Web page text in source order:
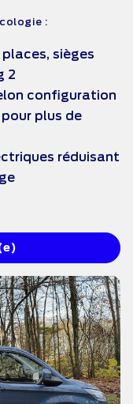
:
sièges
2
configuration
plus de
réduisant